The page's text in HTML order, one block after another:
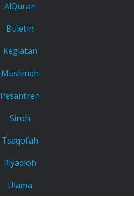
AlQuran
Buletin
Kegiatan
Muslimah
Pesantren
Siroh
Tsaqofah
Riyadloh
Ulama